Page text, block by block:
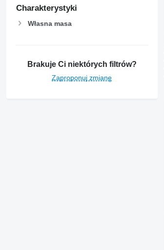
Charakterystyki
Własna masa
Brakuje Ci niektórych filtrów?
Zaproponuj zmianę